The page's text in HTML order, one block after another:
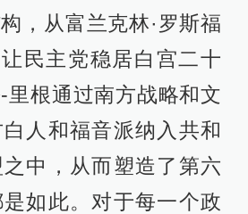
，从富兰克林·罗斯福
民主党稳居白宫二十
里根通过南方战略和文
人和福音派纳入共和
中，从而塑造了第六
如此。对于每一个政